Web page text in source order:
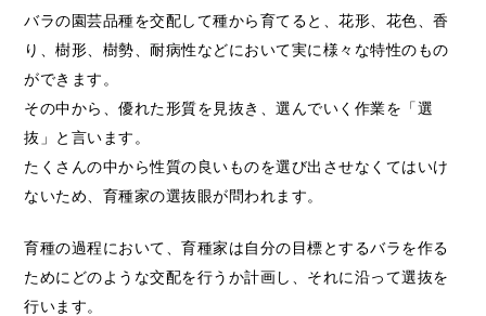
バラの園芸品種を交配して種から育てると、花形、花色、香
り、樹形、樹勢、耐病性などにおいて実に様々な特性のもの
ができます。
その中から、優れた形質を見抜き、選んでいく作業を「選
抜」と言います。
たくさんの中から性質の良いものを選び出させなくてはいけ
ないため、育種家の選抜眼が問われます。
育種の過程において、育種家は自分の目標とするバラを作る
ためにどのような交配を行うか計画し、それに沿って選抜を
行います。